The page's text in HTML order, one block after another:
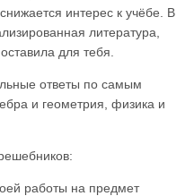
интерес к учёбе. В
литература,
для тебя.
ответы по самым
и геометрия, физика и
работы на предмет